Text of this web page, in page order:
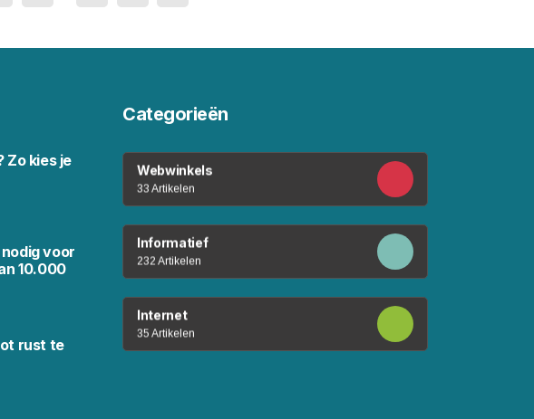
Zo kies je
voor
10.000
rust te
Categorieën
Webwinkels
33 Artikelen
Informatief
232 Artikelen
Internet
35 Artikelen